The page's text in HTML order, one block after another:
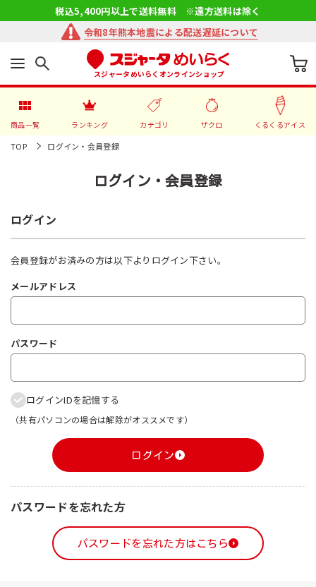
税込5,400円以上で送料無料 ※遠方送料は除く
令和8年熊本地震による配送遅延について
スジャータめいらくオンラインショップ
商品一覧 ランキング カテゴリ ザクロ くるくるアイス
TOP ログイン・会員登録
ログイン・会員登録
ログイン
会員登録がお済みの方は以下よりログイン下さい。
メールアドレス
パスワード
ログインIDを記憶する
（共有パソコンの場合は解除がオススメです）
ログイン
パスワードを忘れた方
パスワードを忘れた方はこちら